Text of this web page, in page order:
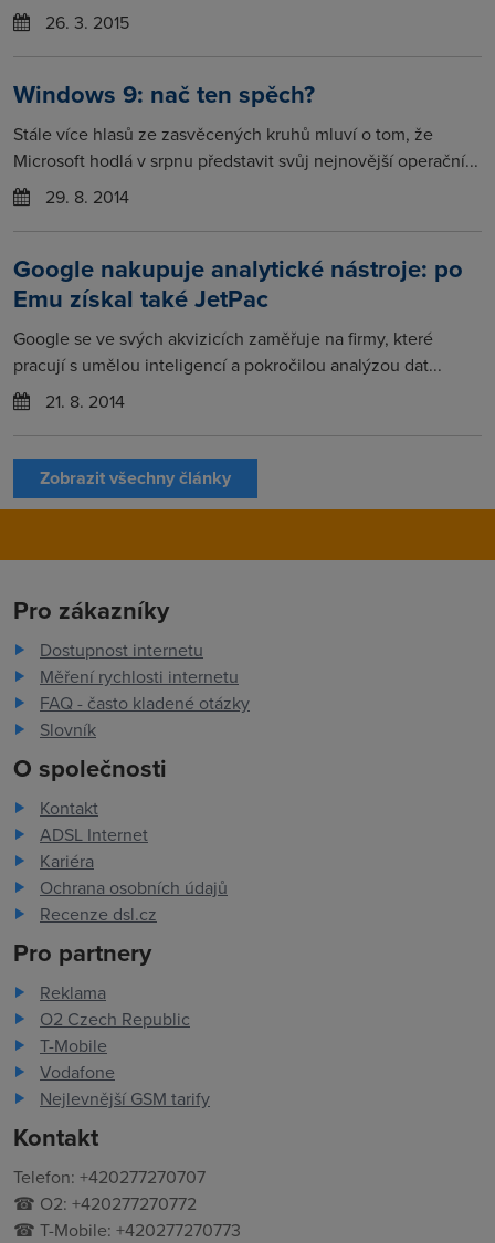
26. 3. 2015
Windows 9: nač ten spěch?
Stále více hlasů ze zasvěcených kruhů mluví o tom, že
Microsoft hodlá v srpnu představit svůj nejnovější operační...
29. 8. 2014
Google nakupuje analytické nástroje: po
Emu získal také JetPac
Google se ve svých akvizicích zaměřuje na firmy, které
pracují s umělou inteligencí a pokročilou analýzou dat...
21. 8. 2014
Zobrazit všechny články
Pro zákazníky
Dostupnost internetu
Měření rychlosti internetu
FAQ - často kladené otázky
Slovník
O společnosti
Kontakt
ADSL Internet
Kariéra
Ochrana osobních údajů
Recenze dsl.cz
Pro partnery
Reklama
O2 Czech Republic
T-Mobile
Vodafone
Nejlevnější GSM tarify
Kontakt
Telefon: +420277270707
☎ O2: +420277270772
☎ T-Mobile: +420277270773